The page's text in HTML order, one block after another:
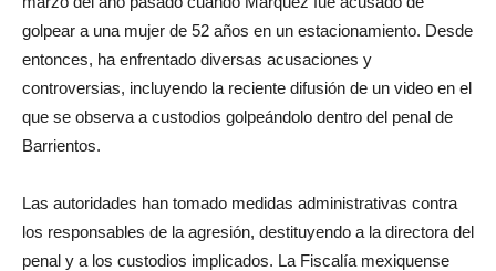
golpear a una mujer de 52 años en un estacionamiento. Desde
entonces, ha enfrentado diversas acusaciones y
controversias, incluyendo la reciente difusión de un video en el
que se observa a custodios golpeándolo dentro del penal de
Barrientos.
Las autoridades han tomado medidas administrativas contra
los responsables de la agresión, destituyendo a la directora del
penal y a los custodios implicados. La Fiscalía mexiquense